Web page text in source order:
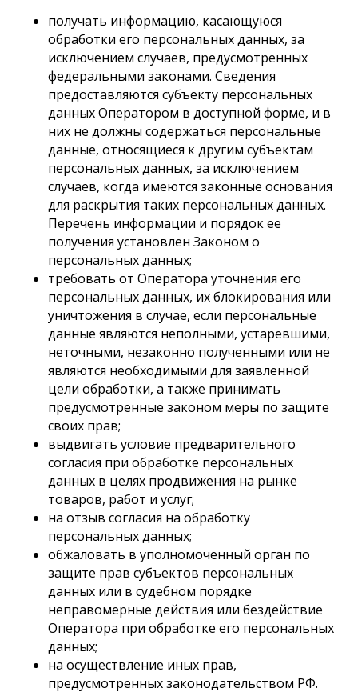
получать информацию, касающуюся
обработки его персональных данных, за
исключением случаев, предусмотренных
федеральными законами. Сведения
предоставляются субъекту персональных
данных Оператором в доступной форме, и в
них не должны содержаться персональные
данные, относящиеся к другим субъектам
персональных данных, за исключением
случаев, когда имеются законные основания
для раскрытия таких персональных данных.
Перечень информации и порядок ее
получения установлен Законом о
персональных данных;
требовать от Оператора уточнения его
персональных данных, их блокирования или
уничтожения в случае, если персональные
данные являются неполными, устаревшими,
неточными, незаконно полученными или не
являются необходимыми для заявленной
цели обработки, а также принимать
предусмотренные законом меры по защите
своих прав;
выдвигать условие предварительного
согласия при обработке персональных
данных в целях продвижения на рынке
товаров, работ и услуг;
на отзыв согласия на обработку
персональных данных;
обжаловать в уполномоченный орган по
защите прав субъектов персональных
данных или в судебном порядке
неправомерные действия или бездействие
Оператора при обработке его персональных
данных;
на осуществление иных прав,
предусмотренных законодательством РФ.